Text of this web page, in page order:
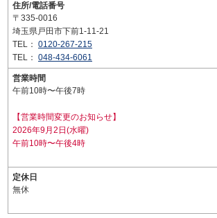
住所/電話番号
〒335-0016
埼玉県戸田市下前1-11-21
TEL： 0120-267-215
TEL： 048-434-6061
営業時間
午前10時〜午後7時
【営業時間変更のお知らせ】
2026年9月2日(水曜)
午前10時〜午後4時
定休日
無休